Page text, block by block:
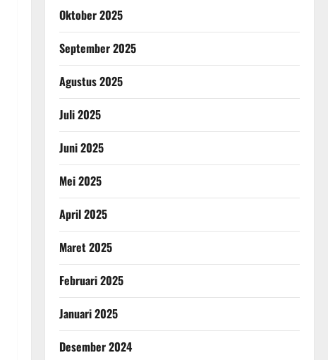
Oktober 2025
September 2025
Agustus 2025
Juli 2025
Juni 2025
Mei 2025
April 2025
Maret 2025
Februari 2025
Januari 2025
Desember 2024